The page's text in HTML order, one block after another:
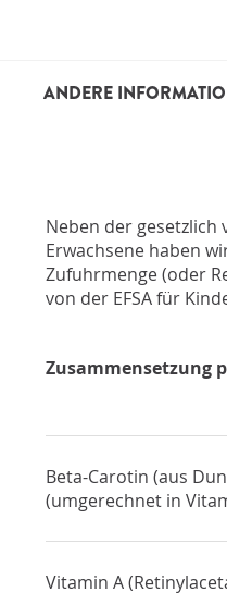
ANDERE
Neben der gesetzlich
Erwachsene haben
Zufuhrmenge (oder
von der EFSA für
Zusammensetzung
Beta-Carotin (aus
(umgerechnet in
Vitamin A